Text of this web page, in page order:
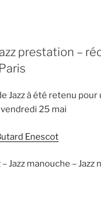
prestation –
Jazz à été retenu pour
25 mai
Enescot
Jazz manouche – Jazz